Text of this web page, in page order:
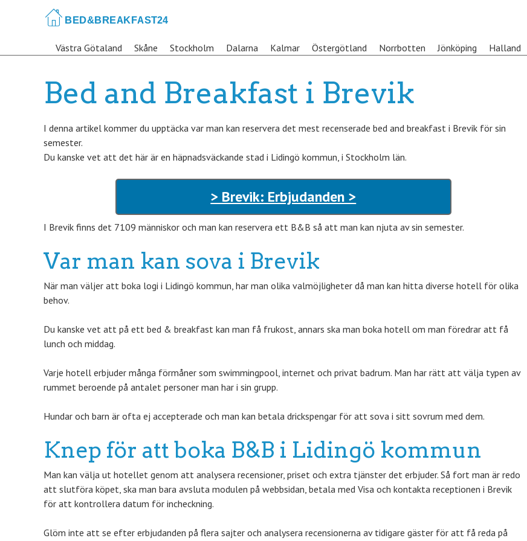
Västra Götaland Skåne Stockholm Dalarna Kalmar Östergötland Norrbotten Jönköping Halland
Bed and Breakfast i Brevik
I denna artikel kommer du upptäcka var man kan reservera det mest recenserade bed and breakfast i Brevik för sin
semester.
Du kanske vet att det här är en häpnadsväckande stad i Lidingö kommun, i Stockholm län.
> Brevik: Erbjudanden >
I Brevik finns det 7109 människor och man kan reservera ett B&B så att man kan njuta av sin semester.
Var man kan sova i Brevik
När man väljer att boka logi i Lidingö kommun, har man olika valmöjligheter då man kan hitta diverse hotell för olika
behov.
Du kanske vet att på ett bed & breakfast kan man få frukost, annars ska man boka hotell om man föredrar att få
lunch och middag.
Varje hotell erbjuder många förmåner som swimmingpool, internet och privat badrum. Man har rätt att välja typen av
rummet beroende på antalet personer man har i sin grupp.
Hundar och barn är ofta ej accepterade och man kan betala drickspengar för att sova i sitt sovrum med dem.
Knep för att boka B&B i Lidingö kommun
Man kan välja ut hotellet genom att analysera recensioner, priset och extra tjänster det erbjuder. Så fort man är redo
att slutföra köpet, ska man bara avsluta modulen på webbsidan, betala med Visa och kontakta receptionen i Brevik
för att kontrollera datum för incheckning.
Glöm inte att se efter erbjudanden på flera sajter och analysera recensionerna av tidigare gäster för att få reda på